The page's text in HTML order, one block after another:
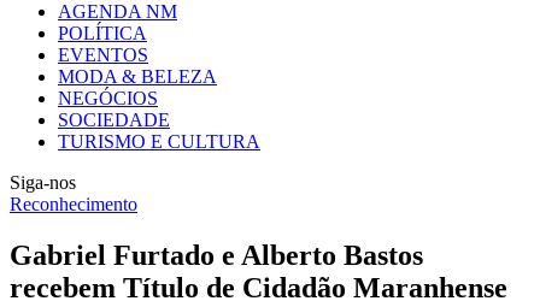
AGENDA NM
POLÍTICA
EVENTOS
MODA & BELEZA
NEGÓCIOS
SOCIEDADE
TURISMO E CULTURA
Siga-nos
Reconhecimento
Gabriel Furtado e Alberto Bastos
recebem Título de Cidadão Maranhense